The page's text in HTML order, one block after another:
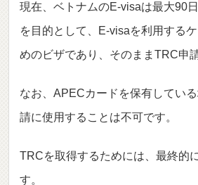
現在、ベトナムのE-visaは最大90
を目的として、E-visaを利用する
めのビザであり、そのままTRC申
なお、APECカードを保有してい
請に使用することは不可です。
TRCを取得するためには、最終的
す。